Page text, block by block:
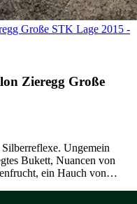
Große STK Lage 2015 -
Zieregg Große
Ungemein
Bukett, Nuancen von
ein Hauch von…